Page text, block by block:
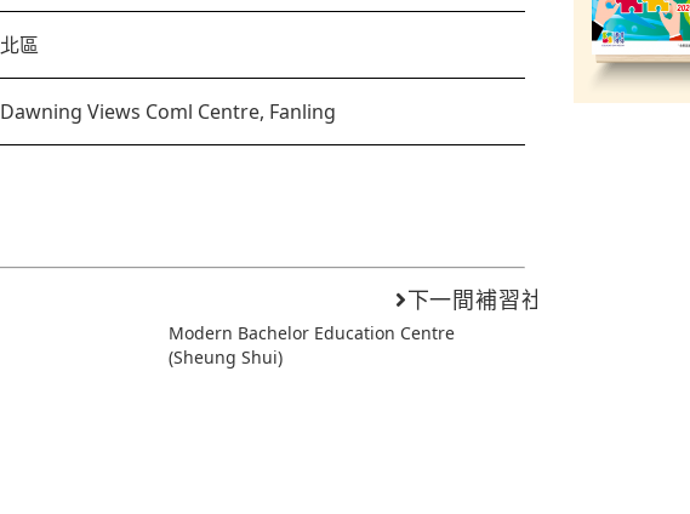
北區
Dawning Views Coml Centre, Fanling
下一間補習社
Modern Bachelor Education Centre
(Sheung Shui)